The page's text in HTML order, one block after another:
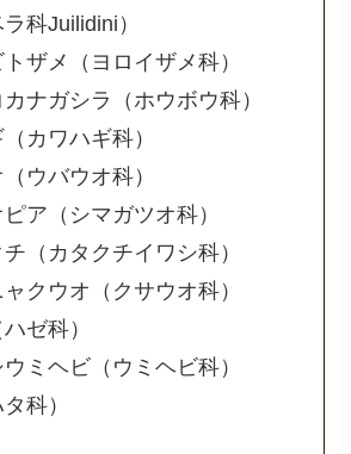
科Juilidini）
ザメ（ヨロイザメ科）
ナガシラ（ホウボウ科）
カワハギ科）
ウバウオ科）
ア（シマガツオ科）
（カタクチイワシ科）
クウオ（クサウオ科）
ゼ科）
ミヘビ（ウミヘビ科）
科）